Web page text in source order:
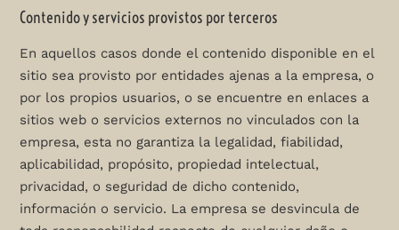
Contenido y servicios provistos por terceros
En aquellos casos donde el contenido disponible en el
sitio sea provisto por entidades ajenas a la empresa, o
por los propios usuarios, o se encuentre en enlaces a
sitios web o servicios externos no vinculados con la
empresa, esta no garantiza la legalidad, fiabilidad,
aplicabilidad, propósito, propiedad intelectual,
privacidad, o seguridad de dicho contenido,
información o servicio. La empresa se desvincula de